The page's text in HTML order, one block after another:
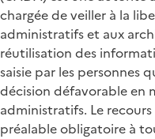
chargée de veiller à la
administratifs et aux
réutilisation des
saisie par les personnes
décision défavorable en
administratifs. Le
préalable obligatoire à